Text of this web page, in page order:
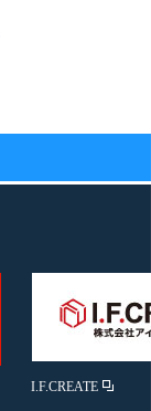
I.F.CREATE